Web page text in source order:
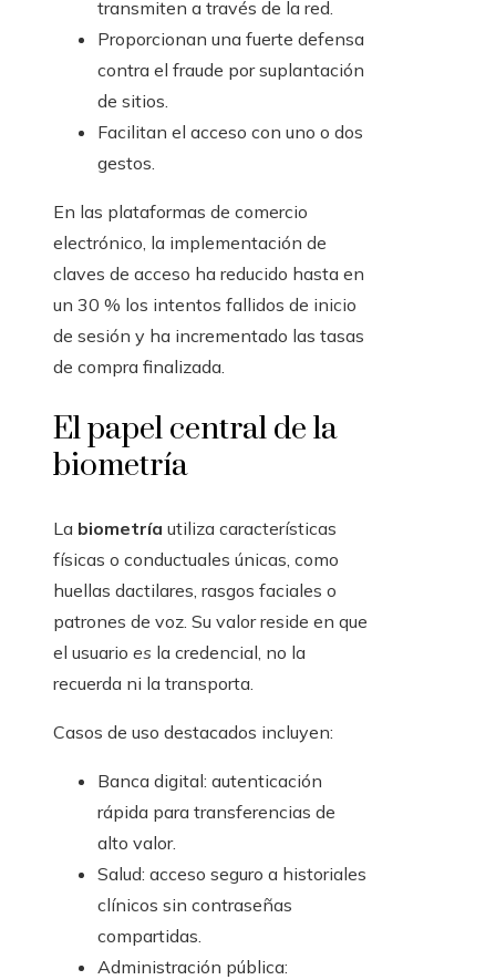
transmiten a través de la red.
Proporcionan una fuerte defensa
contra el fraude por suplantación
de sitios.
Facilitan el acceso con uno o dos
gestos.
En las plataformas de comercio
electrónico, la implementación de
claves de acceso ha reducido hasta en
un 30 % los intentos fallidos de inicio
de sesión y ha incrementado las tasas
de compra finalizada.
El papel central de la
biometría
La biometría utiliza características
físicas o conductuales únicas, como
huellas dactilares, rasgos faciales o
patrones de voz. Su valor reside en que
el usuario es la credencial, no la
recuerda ni la transporta.
Casos de uso destacados incluyen:
Banca digital: autenticación
rápida para transferencias de
alto valor.
Salud: acceso seguro a historiales
clínicos sin contraseñas
compartidas.
Administración pública: